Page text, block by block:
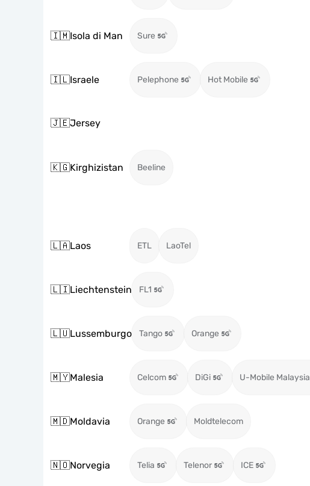
🇮🇲Isola di Man Sure
🇮🇱Israele Pelephone Hot Mobile
🇯🇪Jersey
🇰🇬Kirghizistan Beeline
🇱🇦Laos ETL LaoTel
🇱🇮Liechtenstein FL1
🇱🇺Lussemburgo Tango Orange
🇲🇾Malesia Celcom DiGi U-Mobile Malaysia
🇲🇩Moldavia Orange Moldtelecom
🇳🇴Norvegia Telia Telenor ICE